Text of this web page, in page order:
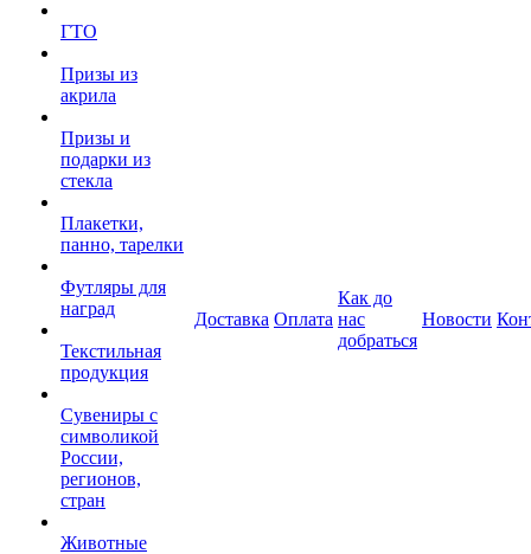
ГТО
Призы из
акрила
Призы и
подарки из
стекла
Плакетки,
панно, тарелки
Футляры для
наград
Текстильная
продукция
Сувениры с
символикой
России,
регионов,
стран
Животные
Доставка Оплата
Как до
нас
добраться
Новости